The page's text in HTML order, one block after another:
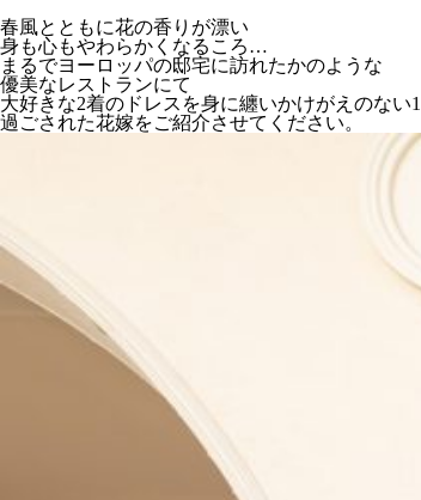
春風とともに花の香りが漂い
身も心もやわらかくなるころ…
まるでヨーロッパの邸宅に訪れたかのような
優美なレストランにて
大好きな2着のドレスを身に纏いかけがえのない
過ごされた花嫁をご紹介させてください。